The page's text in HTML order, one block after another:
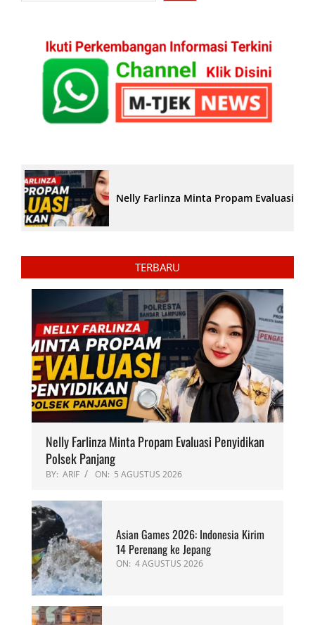
Nelly Farlinza Minta Propam Evaluasi
TERBARU
Nelly Farlinza Minta Propam Evaluasi Penyidikan
Polsek Panjang
BY: ARIF ON: 5 AGUSTUS 2026
Asian Games 2026: Indonesia Kirim
14 Perenang ke Jepang
ON: 4 AGUSTUS 2026